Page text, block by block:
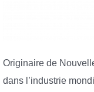
Originaire de
dans l’industrie